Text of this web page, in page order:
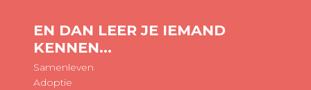
EN DAN LEER JE IEMAND
KENNEN...
Samenleven
Adoptie